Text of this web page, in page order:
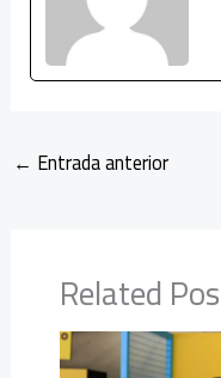
← Entrada anterior
Related